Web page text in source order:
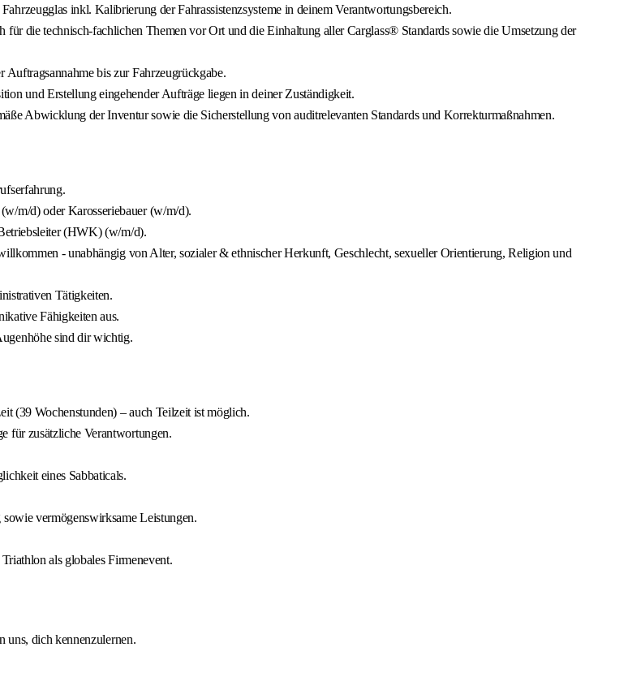
inkl. Kalibrierung der Fahrassistenzsysteme in deinem Verantwortungsbereich.
die technisch-fachlichen Themen vor Ort und die Einhaltung aller Carglass® Standards sowie die Umsetzung der
bis zur Fahrzeugrückgabe.
und Erstellung eingehender Aufträge liegen in deiner Zuständigkeit.
Abwicklung der Inventur sowie die Sicherstellung von auditrelevanten Standards und Korrekturmaßnahmen.
m/d) oder Karosseriebauer (w/m/d).
(HWK) (w/m/d).
- unabhängig von Alter, sozialer & ethnischer Herkunft, Geschlecht, sexueller Orientierung, Religion und
Tätigkeiten.
Fähigkeiten aus.
sind dir wichtig.
(39 Wochenstunden) – auch Teilzeit ist möglich.
für zusätzliche Verantwortungen.
eines Sabbaticals.
vermögenswirksame Leistungen.
als globales Firmenevent.
uns, dich kennenzulernen.